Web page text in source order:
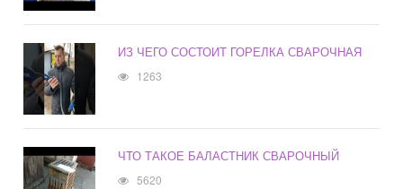
ИЗ ЧЕГО СОСТОИТ ГОРЕЛКА СВАРОЧНАЯ
1263
ЧТО ТАКОЕ БАЛАСТНИК СВАРОЧНЫЙ
5620